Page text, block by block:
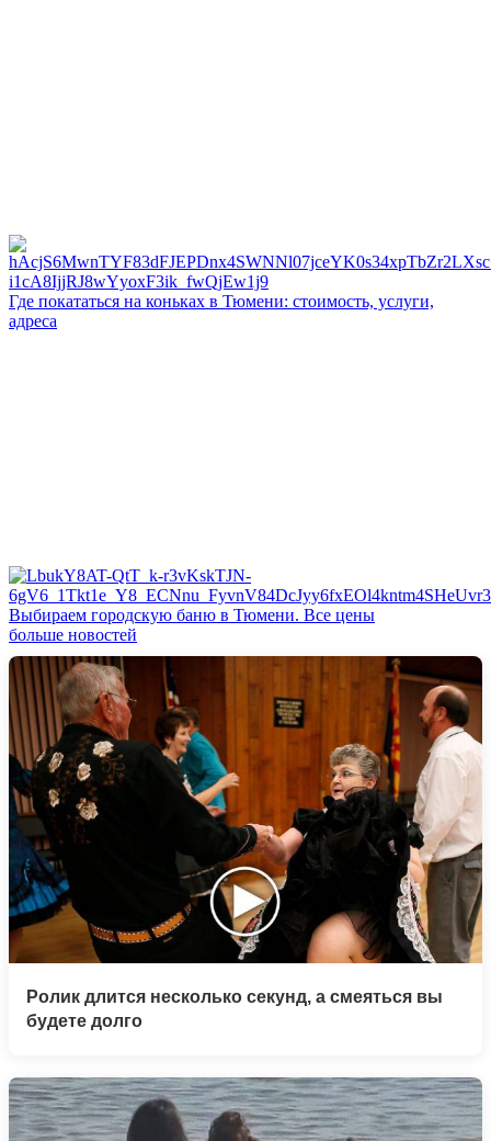
Где покататься на коньках в Тюмени: стоимость, услуги,
адреса
Выбираем городскую баню в Тюмени. Все цены
больше новостей
Ролик длится несколько секунд, а смеяться вы
будете долго